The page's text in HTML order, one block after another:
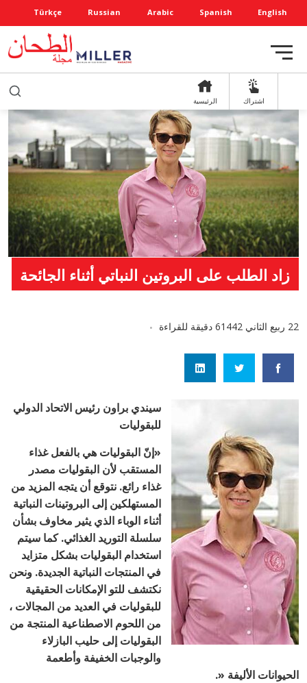
English
Spanish
Arabic
Russian
Türkçe
اشتراك الرئيسية
زاد الطلب على البروتين النباتي أثناء الجائحة
22 ربيع الثاني 1442 6 دقيقة للقراءة
سيندي براون رئيس الاتحاد الدولي
للبقوليات
«إنّ البقوليات هي بالفعل غذاء
المستقب لأن البقوليات مصدر
غذاء رائع. نتوقع أن يتجه المزيد من
المستهلكين إلى البروتينات النباتية
أثناء الوباء الذي يثير مخاوف بشأن
سلسلة التوريد الغذائي. كما سيتم
استخدام البقوليات بشكل متزايد
في المنتجات النباتية الجديدة. ونحن
نكتشف للتو الإمكانات الحقيقية
للبقوليات في العديد من المجالات ،
من اللحوم الاصطناعية المنتجة من
البقوليات إلى حليب البازلاء
والوجبات الخفيفة وأطعمة
الحيوانات الأليفة «.